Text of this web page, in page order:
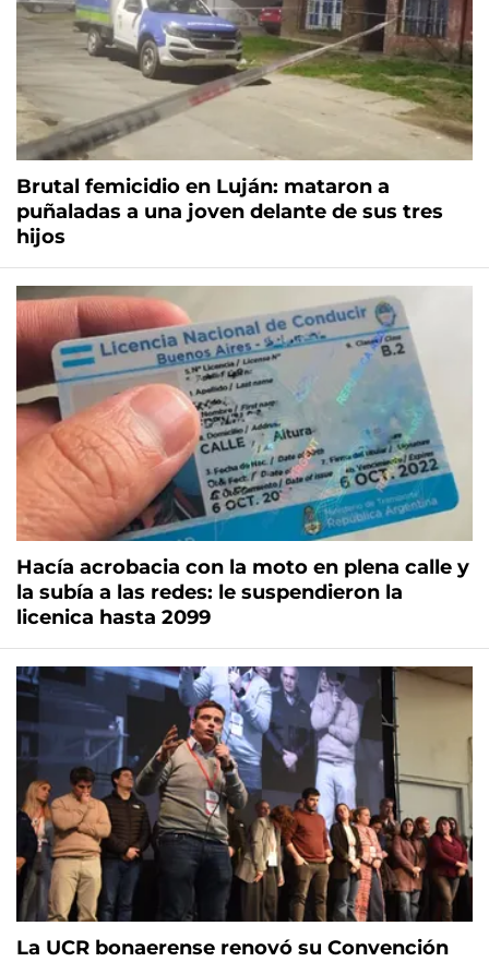
Brutal femicidio en Luján: mataron a
puñaladas a una joven delante de sus tres
hijos
Hacía acrobacia con la moto en plena calle y
la subía a las redes: le suspendieron la
licenica hasta 2099
La UCR bonaerense renovó su Convención